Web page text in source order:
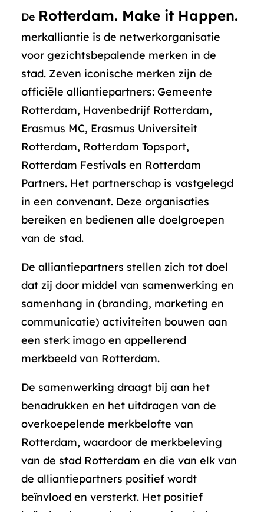
De Rotterdam. Make it Happen.
merkalliantie is de netwerkorganisatie
voor gezichtsbepalende merken in de
stad. Zeven iconische merken zijn de
officiële alliantiepartners: Gemeente
Rotterdam, Havenbedrijf Rotterdam,
Erasmus MC, Erasmus Universiteit
Rotterdam, Rotterdam Topsport,
Rotterdam Festivals en Rotterdam
Partners. Het partnerschap is vastgelegd
in een convenant. Deze organisaties
bereiken en bedienen alle doelgroepen
van de stad.
De alliantiepartners stellen zich tot doel
dat zij door middel van samenwerking en
samenhang in (branding, marketing en
communicatie) activiteiten bouwen aan
een sterk imago en appellerend
merkbeeld van Rotterdam.
De samenwerking draagt bij aan het
benadrukken en het uitdragen van de
overkoepelende merkbelofte van
Rotterdam, waardoor de merkbeleving
van de stad Rotterdam en die van elk van
de alliantiepartners positief wordt
beïnvloed en versterkt. Het positief